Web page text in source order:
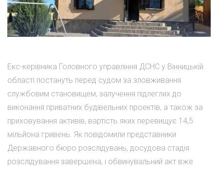
Екс-керівника Головного управління ДСНС у Вінницькій
області постануть перед судом за зловживання
службовим становищем, залучення підлеглих до
виконання приватних будівельних проектів, а також за
приховування активів, вартість яких перевищує 14,5
мільйона гривень. Як повідомили представники
Державного бюро розслідувань, досудова стадія
розслідування завершена, і обвинувальний акт вже